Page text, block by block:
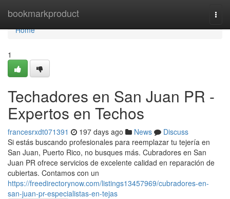
bookmarkproduct
Home
Home
1
Techadores en San Juan PR -
Expertos en Techos
francesrxdt071391 197 days ago News
Discuss
Si estás buscando profesionales para reemplazar tu tejería en
San Juan, Puerto Rico, no busques más. Cubradores en San
Juan PR ofrece servicios de excelente calidad en reparación de
cubiertas. Contamos con un
https://freedirectorynow.com/listings13457969/cubradores-en-
san-juan-pr-especialistas-en-tejas